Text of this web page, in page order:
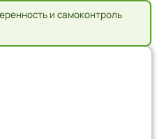
и самоконтроль